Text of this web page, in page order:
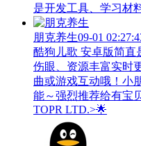
是开发工具、学习材
朋克养生09-01
酷狗儿歌 安卓版简直
伤眼、资源丰富实时
曲或游戏互动哦！小
能～强烈推荐给有宝
TOPR LTD.>🌟